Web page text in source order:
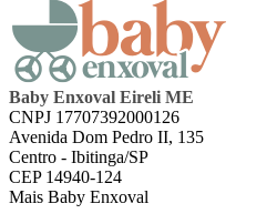
Baby Enxoval Eireli ME
CNPJ 17707392000126
Avenida Dom Pedro II, 135
Centro - Ibitinga/SP
CEP 14940-124
Mais Baby Enxoval